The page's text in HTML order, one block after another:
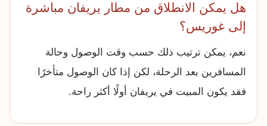
هل يمكن الانطلاق من مطار يريفان مباشرة
إلى غوريس؟
نعم، يمكن ترتيب ذلك حسب وقت الوصول وحالة
المسافرين بعد الرحلة، لكن إذا كان الوصول متأخرًا
فقد يكون المبيت في يريفان أولًا أكثر راحة.